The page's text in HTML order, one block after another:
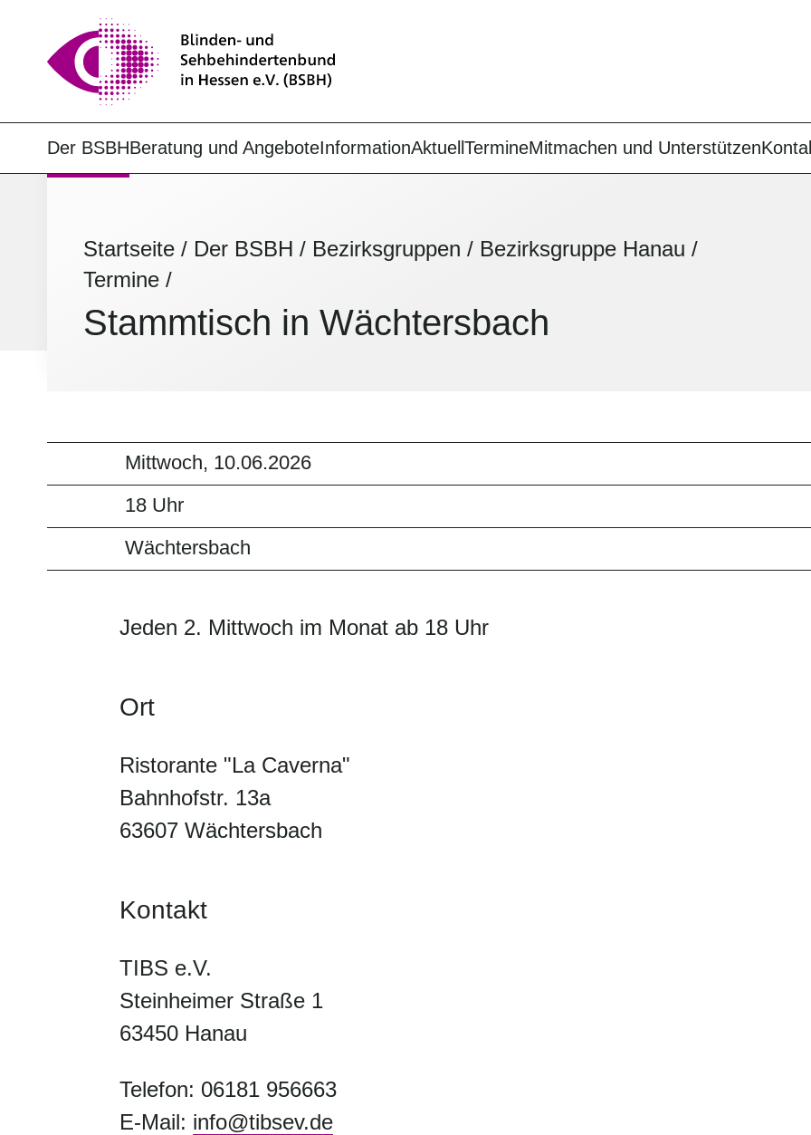
Der BSBHBeratung und AngeboteInformationAktuell TermineMitmachen und Unterstützen
Startseite / Der BSBH / Bezirksgruppen / Bezirksgruppe Hanau /
Termine /
Stammtisch in Wächtersbach
Mittwoch, 10.06.2026
18 Uhr
Wächtersbach
Jeden 2. Mittwoch im Monat ab 18 Uhr
Ort
Ristorante "La Caverna"
Bahnhofstr. 13a
63607 Wächtersbach
Kontakt
TIBS e.V.
Steinheimer Straße 1
63450 Hanau
Telefon: 06181 956663
E-Mail: info@tibsev.de